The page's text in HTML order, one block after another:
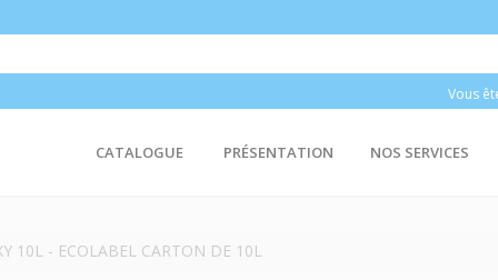
Vous
CATALOGUE PRÉSENTATION NOS SERVICES
10L - ECOLABEL CARTON DE 10L